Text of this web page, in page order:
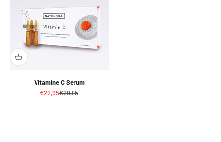
Vitamine C Serum
Precio de oferta
€22,95Precio normal
€29,95